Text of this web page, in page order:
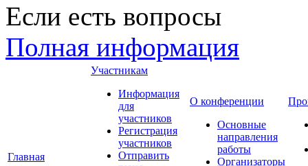
Если есть вопросы
Полная информация
Главная
Участникам
Информация
для
участников
Регистрация
участников
Отправить
О конференции
Основные
направления
работы
Организаторы